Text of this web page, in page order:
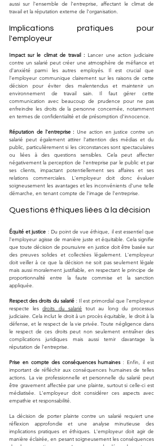
aussi sur l'ensemble de l'entreprise, affectant le climat de
travail et la réputation externe de l'organisation.
Implications pratiques pour
l'employeur
Impact sur le climat de travail : Lancer une action judiciaire
contre un salarié peut créer une atmosphère de méfiance et
d'anxiété parmi les autres employés. Il est crucial que
l'employeur communique clairement sur les raisons de cette
décision pour éviter des malentendus et maintenir un
environnement de travail sain. Il faut gérer cette
communication avec beaucoup de prudence pour ne pas
enfreindre les droits de la personne concernée, notamment
en termes de confidentialité et de présomption d'innocence.
Réputation de l'entreprise : Une action en justice contre un
salarié peut également attirer l'attention des médias et du
public, particulièrement si les circonstances sont spectaculaires
ou liées à des questions sensibles. Cela peut affecter
négativement la perception de l'entreprise par le public et par
ses clients, impactant potentiellement ses affaires et ses
relations commerciales. L'employeur doit donc évaluer
soigneusement les avantages et les inconvénients d'une telle
démarche, en tenant compte de l'image de l'entreprise.
Questions éthiques liées à la décision
Équité et justice : Du point de vue éthique, il est essentiel que
l'employeur agisse de manière juste et équitable. Cela signifie
que toute décision de poursuivre en justice doit être basée sur
des preuves solides et collectées légalement. L'employeur
doit veiller à ce que la décision ne soit pas seulement légale
mais aussi moralement justifiable, en respectant le principe de
proportionnalité entre la faute commise et la sanction
appliquée.
Respect des droits du salarié : Il est primordial que l'employeur
respecte les droits du salarié tout au long du processus
judiciaire. Cela inclut le droit à un procès équitable, le droit à la
défense, et le respect de la vie privée. Toute négligence dans
le respect de ces droits peut non seulement entraîner des
complications juridiques mais aussi ternir davantage la
réputation de l'entreprise.
Prise en compte des conséquences humaines : Enfin, il est
important de réfléchir aux conséquences humaines de telles
actions. La vie professionnelle et personnelle du salarié peut
être gravement affectée par une plainte, surtout si celle-ci est
médiatisée. L'employeur doit considérer ces aspects avec
empathie et responsabilité.
La décision de porter plainte contre un salarié requiert une
réflexion approfondie et une analyse minutieuse des
implications pratiques et éthiques. L'employeur doit agir de
manière éclairée, en pesant soigneusement les conséquences